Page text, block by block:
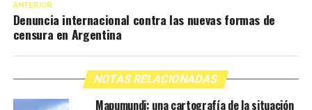
ANTERIOR
Denuncia internacional contra las nuevas formas de
censura en Argentina
NOTAS RELACIONADAS
Mapumundi: una cartografía de la situación